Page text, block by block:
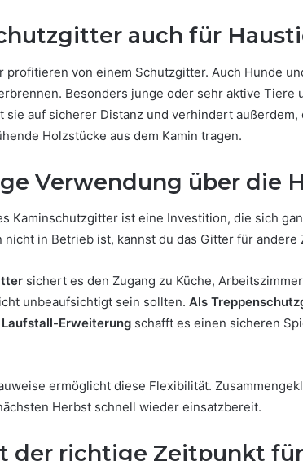
auch für
profitieren von einem Schutzgitter. Auch Hunde
Besonders junge oder sehr aktive Tiere
sie auf sicherer Distanz und verhindert
Holzstücke aus dem Kamin tragen.
Verwendung über die
Kaminschutzgitter ist eine Investition, die sich
nicht in Betrieb ist, kannst du das Gitter für andere
sichert es den Zugang zu Küche,
unbeaufsichtigt sein sollten. Als
Erweiterung schafft es einen sicheren
ermöglicht diese Flexibilität.
Herbst schnell wieder einsatzbereit.
der richtige Zeitpunkt